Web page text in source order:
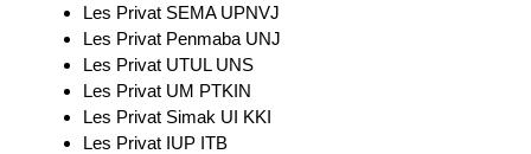
Les Privat SEMA UPNVJ
Les Privat Penmaba UNJ
Les Privat UTUL UNS
Les Privat UM PTKIN
Les Privat Simak UI KKI
Les Privat IUP ITB